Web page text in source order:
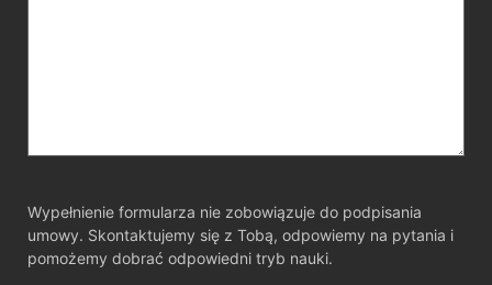
Wypełnienie formularza nie zobowiązuje do podpisania
umowy. Skontaktujemy się z Tobą, odpowiemy na pytania i
pomożemy dobrać odpowiedni tryb nauki.